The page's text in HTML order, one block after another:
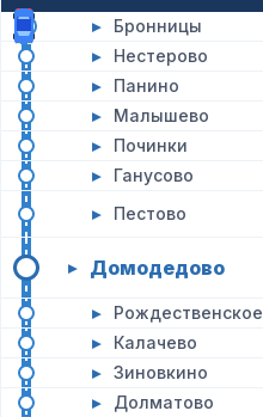
▸ Бронницы
▸ Нестерово
▸ Панино
▸ Малышево
▸ Починки
▸ Ганусово
▸ Пестово
▸ Домодедово
▸ Рождественское
▸ Калачево
▸ Зиновкино
▸ Долматово